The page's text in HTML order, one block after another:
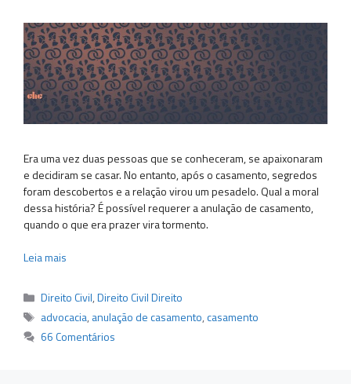
Era uma vez duas pessoas que se conheceram, se apaixonaram
e decidiram se casar. No entanto, após o casamento, segredos
foram descobertos e a relação virou um pesadelo. Qual a moral
dessa história? É possível requerer a anulação de casamento,
quando o que era prazer vira tormento.
Leia mais
Categorias
Direito Civil,Direito Civil Direito
Tags
advocacia, anulação de casamento,casamento
66 Comentários